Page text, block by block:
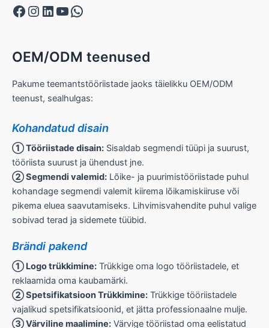
Facebook
Instagram
LinkedIn
YouTube
WhatsApp
OEM/ODM teenused
Pakume teemantstööriistade jaoks täielikku OEM/ODM
teenust, sealhulgas:
Kohandatud disain
① Tööriistade disain: Sisaldab segmendi tüüpi ja suurust,
tööriista suurust ja ühendust jne.
② Segmendi valemid: Lõike- ja puurimistööriistade puhul
kohandage segmendi valemit kiirema lõikamiskiiruse või
pikema eluea saavutamiseks. Lihvimisvahendite puhul valige
sobivad terad ja sidemete tüübid.
Brändi pakend
① Logo trükkimine: Trükkige oma logo tööriistadele, et
reklaamida oma kaubamärki.
② Spetsifikatsioon Trükkimine: Trükkige tööriistadele
vajalikud spetsifikatsioonid, et jätta professionaalne mulje.
③ Värviline maalimine: Värvige tööriistad oma eelistatud